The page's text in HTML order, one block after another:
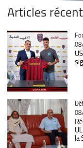
Articles
la